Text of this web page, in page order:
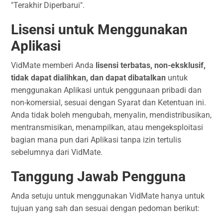
"Terakhir Diperbarui".
Lisensi untuk Menggunakan
Aplikasi
VidMate memberi Anda lisensi terbatas, non-eksklusif,
tidak dapat dialihkan, dan dapat dibatalkan untuk
menggunakan Aplikasi untuk penggunaan pribadi dan
non-komersial, sesuai dengan Syarat dan Ketentuan ini.
Anda tidak boleh mengubah, menyalin, mendistribusikan,
mentransmisikan, menampilkan, atau mengeksploitasi
bagian mana pun dari Aplikasi tanpa izin tertulis
sebelumnya dari VidMate.
Tanggung Jawab Pengguna
Anda setuju untuk menggunakan VidMate hanya untuk
tujuan yang sah dan sesuai dengan pedoman berikut: